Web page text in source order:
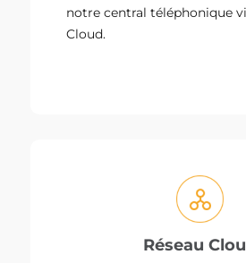
notre central téléphonique
Cloud.
Réseau